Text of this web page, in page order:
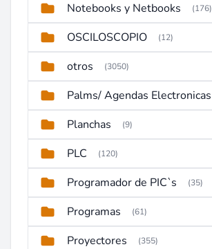
Notebooks y Netbooks (176)
OSCILOSCOPIO (12)
otros (3050)
Palms/ Agendas Electronicas
Planchas (9)
PLC (120)
Programador de PIC`s (35)
Programas (61)
Proyectores (355)